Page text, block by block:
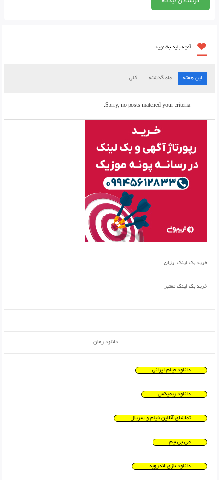
آنچه باید بشنوید
این هفته ماه گذشته کلی
Sorry, no posts matched your criteria.
خرید بک لینک ارزان
خرید بک لینک معتبر
دانلود رمان
دانلود فیلم ایرانی
دانلود ریمیکس
تماشای آنلاین فیلم و سریال
می بی نیم
دانلود بازی اندروید